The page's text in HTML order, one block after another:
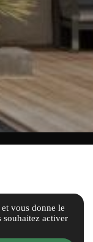
vous donne le
souhaitez activer